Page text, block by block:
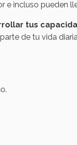
e incluso pueden
tus
de tu vida